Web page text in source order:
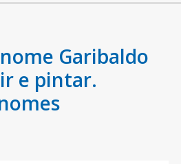
Garibaldo
e pintar.